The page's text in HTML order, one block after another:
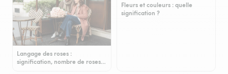
Langage des roses :
signification, nombre de roses…
Fleurs et couleurs : quelle
signification ?